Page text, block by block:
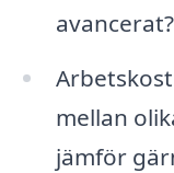
avancerat?
mellan
jämför